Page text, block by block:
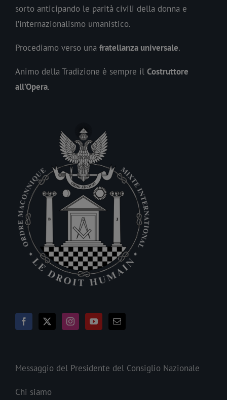
sorto anticipando le parità civili della donna e
l’internazionalismo umanistico.
Procediamo verso una fratellanza universale.
Animo della Tradizione è sempre il Costruttore
all’Opera.
Messaggio del Presidente del Consiglio Nazionale
Chi siamo